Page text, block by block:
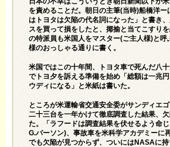
を責めることだ。朝日の主筆(当時)船橋洋ー
はトヨタは欠陥の代名詞になった」と書き
スを買って損をしたと、揶揄と当てこすり
の特派員も米国人をマスター(ご主人様)と呼
様のおっしゃる通りに書く。
米国ではこの十年間、トヨタ車で死んだ八
でトヨ夕を訴える準備を始め「総額は一兆
ウディになる」と米紙は書いた。
ところが米運輸省交通安全委がサンディエ
二十三台を一年かけて徹底調査した結果、
た。「ラフードは調査結果を伏せるよう命じ
G.パーソン)、事故車を米科学アカデミーに
でも欠陥が見つからず、ついにはNASAに